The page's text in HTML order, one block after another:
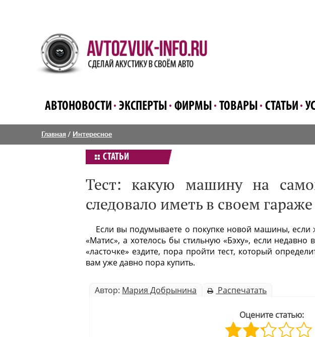
АВТОНОВОСТИ ЭКСПЕРТЫ ФИРМЫ ТОВАРЫ СТАТЬИ
Главная / Интересное
СТАТЬИ
Тест: какую машину на
следовало иметь в своем гараже
Если вы подумываете о покупке новой машины, если
«Матис», а хотелось бы стильную «Бэху», если
«ласточке» ездите, пора пройти тест, который
вам уже давно пора купить.
Автор: Мария Добрынина Распечатать
Оцените статью: